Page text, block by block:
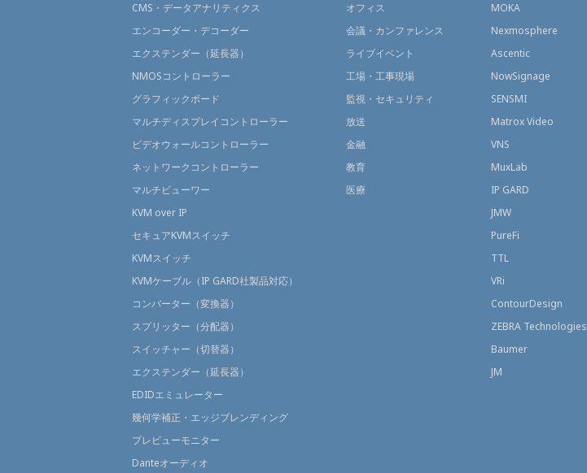
CMS・データアナリティクス
エンコーダー・デコーダー
エクステンダー（延長器）
NMOSコントローラー
グラフィックボード
マルチディスプレイコントローラー
ビデオウォールコントローラー
ネットワークコントローラー
マルチビューワー
KVM over IP
セキュアKVMスイッチ
KVMスイッチ
KVMケーブル（IP GARD社製品対応）
コンバーター（変換器）
スプリッター（分配器）
スイッチャー（切替器）
エクステンダー（延長器）
EDIDエミュレーター
幾何学補正・エッジブレンディング
プレビューモニター
Danteオーディオ
オフィス
会議・カンファレンス
ライブイベント
工場・工事現場
監視・セキュリティ
放送
金融
教育
医療
MOKA
Nexmosphere
Ascentic
NowSignage
SENSMI
Matrox Video
VNS
MuxLab
IP GARD
JMW
PureFi
TTL
VRi
ContourDesign
ZEBRA Technologies
Baumer
JM